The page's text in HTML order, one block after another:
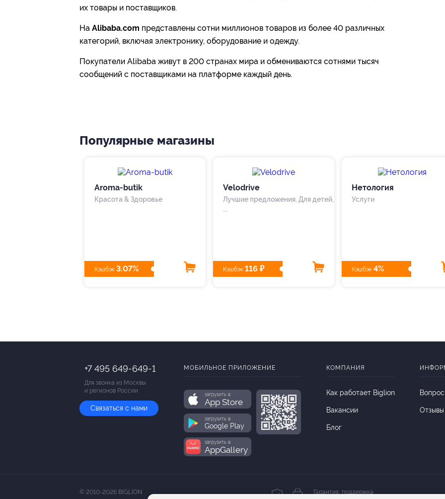
их товары и поставщиков.
На Alibaba.com представлены сотни миллионов товаров из более 40 различных
категорий, включая электронику, оборудование и одежду.
Покупатели Alibaba живут в 200 странах мира и обмениваются сотнями тысяч
сообщений с поставщиками на платформе каждый день.
Популярные магазины
Aroma-butik
Красота & Здоровье
Кэшбэк 3.07%
Velodrive
Лучшие предложения, Для детей,
...
Кэшбэк 116 ₽
Нетология
Услуги
Кэшбэк 4%
+7 495 649-649-1
Для звонка из Москвы
и регионов России
Связаться с нами
МОБИЛЬНОЕ ПРИЛОЖЕНИЕ
загрузить в
App Store
загрузить в
Google Play
загрузить в
AppGallery
КОМПАНИЯ
Как работает Biglion
Вакансии
Блог
Отзывы
© 2010-2026 BIGLION
Гарантия, поддержка